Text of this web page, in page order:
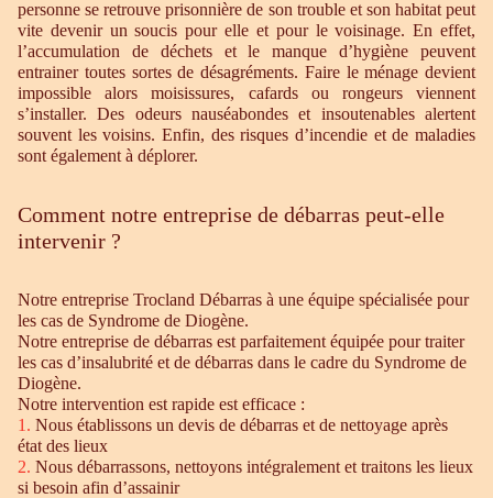
personne se retrouve prisonnière de son trouble et son habitat peut
vite devenir un soucis pour elle et pour le voisinage. En effet,
l’accumulation de déchets et le manque d’hygiène peuvent
entrainer toutes sortes de désagréments. Faire le ménage devient
impossible alors moisissures, cafards ou rongeurs viennent
s’installer. Des odeurs nauséabondes et insoutenables alertent
souvent les voisins. Enfin, des risques d’incendie et de maladies
sont également à déplorer.
Comment notre entreprise de débarras peut-elle
intervenir ?
Notre entreprise Trocland Débarras à une équipe spécialisée pour
les cas de Syndrome de Diogène.
Notre entreprise de débarras est parfaitement équipée pour traiter
les cas d’insalubrité et de débarras dans le cadre du Syndrome de
Diogène.
Notre intervention est rapide est efficace :
1. Nous établissons un devis de débarras et de nettoyage après
état des lieux
2. Nous débarrassons, nettoyons intégralement et traitons les lieux
si besoin afin d’assainir